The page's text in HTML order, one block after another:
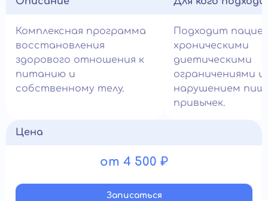
Комплексная программа
восстановления
здорового отношения к
питанию и
собственному телу.
Подходит
хроническими
диетическими
ограничениями и
нарушением
привычек.
Цена
от 4 500 ₽
Записатьcя